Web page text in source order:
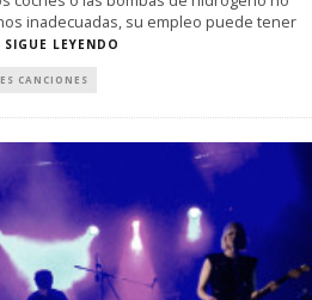
inadecuadas, su empleo puede tener
SIGUE LEYENDO
CANCIONES